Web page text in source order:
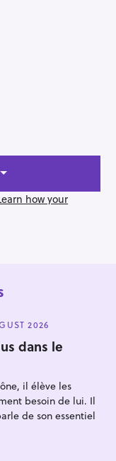
how your
2026
dans le
il élève les
besoin de lui. Il
de son essentiel